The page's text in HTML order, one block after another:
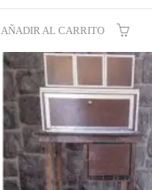
AÑADIR AL CARRITO